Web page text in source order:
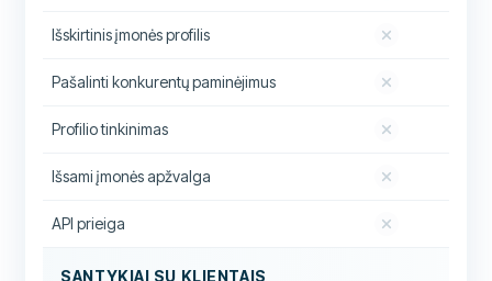
Išskirtinis įmonės profilis
Pašalinti konkurentų paminėjimus
Profilio tinkinimas
Išsami įmonės apžvalga
API prieiga
SANTYKIAI SU KLIENTAIS